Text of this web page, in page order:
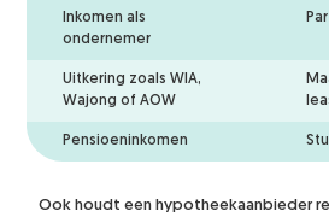
Inkomen als
ondernemer
Uitkering zoals WIA,
Wajong of AOW
Pensioeninkomen
Ook houdt een hypotheekaanbieder